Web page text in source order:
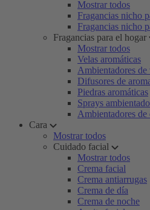
Mostrar todos
Fragancias nicho
Fragancias nicho
Fragancias para el hogar
Mostrar todos
Velas aromáticas
Ambientadores de
Difusores de
Piedras aromáticas
Sprays
Ambientadores de
Cara
Mostrar todos
Cuidado facial
Mostrar todos
Crema facial
Crema antiarrugas
Crema de día
Crema de noche